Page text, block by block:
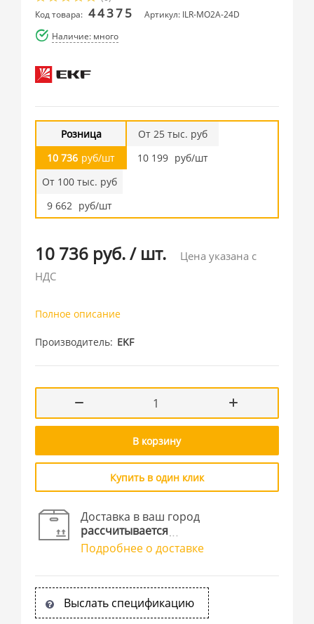
Код товара: 44375
Артикул: ILR-MO2A-24D
Наличие: много
Розница
10 736 руб/шт
От 25 тыс. руб
10 199 руб/шт
От 100 тыс. руб
9 662 руб/шт
10 736 руб./ шт.
Цена указана с
НДС
Полное описание
Производитель EKF
В корзину
Купить в один клик
Доставка в ваш город
рассчитывается
Подробнее о доставке
Выслать спецификацию